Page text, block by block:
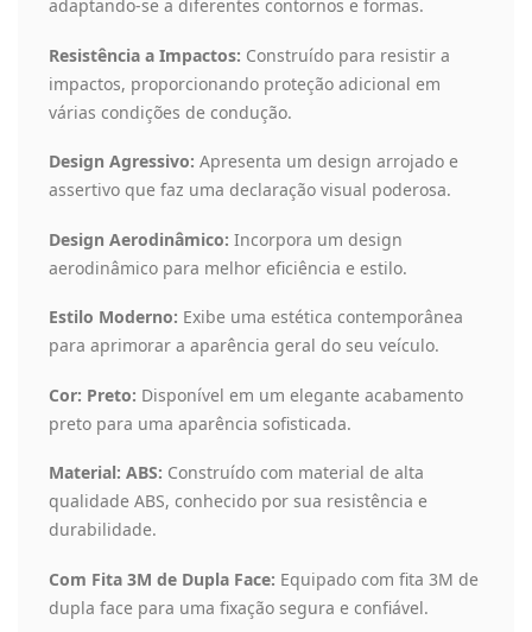
adaptando-se a diferentes contornos e formas.
Resistência a Impactos: Construído para resistir a
impactos, proporcionando proteção adicional em
várias condições de condução.
Design Agressivo: Apresenta um design arrojado e
assertivo que faz uma declaração visual poderosa.
Design Aerodinâmico: Incorpora um design
aerodinâmico para melhor eficiência e estilo.
Estilo Moderno: Exibe uma estética contemporânea
para aprimorar a aparência geral do seu veículo.
Cor: Preto: Disponível em um elegante acabamento
preto para uma aparência sofisticada.
Material: ABS: Construído com material de alta
qualidade ABS, conhecido por sua resistência e
durabilidade.
Com Fita 3M de Dupla Face: Equipado com fita 3M de
dupla face para uma fixação segura e confiável.